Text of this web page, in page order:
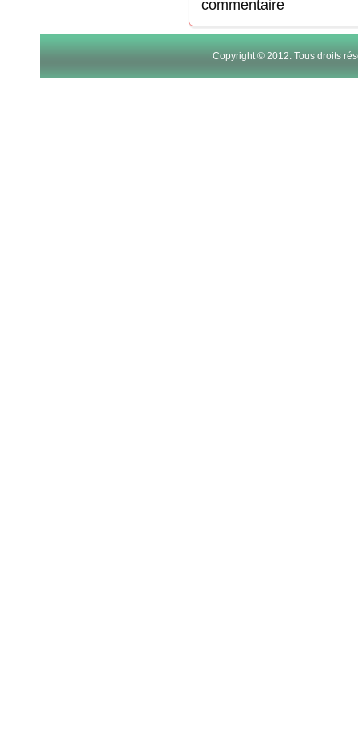
commentaire
Copyright © 2012. Tous droits